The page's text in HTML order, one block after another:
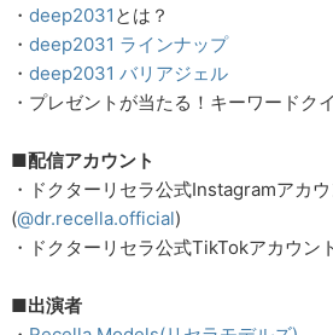
・deep2031 とは？
・deep2031 ラインナップ
・deep2031 バリアジェル
・プレゼントが当たる！キーワードク
■配信アカウント
・ドクターリセラ公式Instagramアカウ
(@dr.recella.official)
・ドクターリセラ公式TikTokアカウン
■出演者